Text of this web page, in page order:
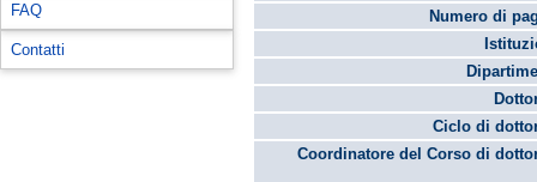
FAQ
Contatti
Numero di
Ciclo di
Coordinatore del Corso di